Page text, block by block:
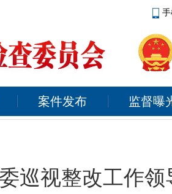
案件发布 监督曝
巡视整改工作